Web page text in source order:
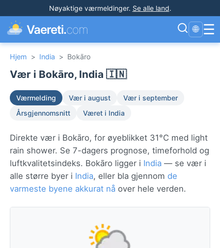
Nøyaktige værmeldinger. Se alle land.
Vaereti.com 🌐 ☰
Hjem > India > Bokāro
Vær i Bokāro, India 🇮🇳
Værmelding Vær i august
Vær i september
Årsgjennomsnitt
Været i India
Direkte vær i Bokāro, for øyeblikket 31°C med light
rain shower. Se 7-dagers prognose, timeforhold og
luftkvalitetsindeks. Bokāro ligger i India — se vær i
alle større byer i India, eller bla gjennom de
varmeste byene akkurat nå over hele verden.